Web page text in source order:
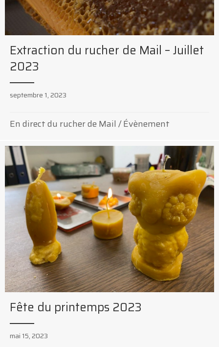
Extraction du rucher de Mail – Juillet
2023
septembre 1, 2023
En direct du rucher de Mail /Évènement
Fête du printemps 2023
mai 15, 2023